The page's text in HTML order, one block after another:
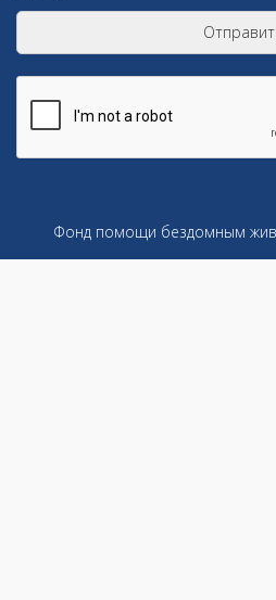
Фонд помощи бездомным